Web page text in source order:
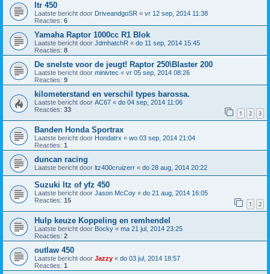
ltr 450
Laatste bericht door DriveandgoSR « vr 12 sep, 2014 11:38
Reacties: 6
Yamaha Raptor 1000cc R1 Blok
Laatste bericht door JdmhatchR « do 11 sep, 2014 15:45
Reacties: 8
De snelste voor de jeugt! Raptor 250\Blaster 200
Laatste bericht door minivtec « vr 05 sep, 2014 08:26
Reacties: 9
kilometerstand en verschil types barossa.
Laatste bericht door AC67 « do 04 sep, 2014 11:06
Reacties: 33 1 2 3
Banden Honda Sportrax
Laatste bericht door Hondatrx « wo 03 sep, 2014 21:04
Reacties: 1
duncan racing
Laatste bericht door ltz400cruizerr « do 28 aug, 2014 20:22
Suzuki ltz of yfz 450
Laatste bericht door Jason McCoy « do 21 aug, 2014 16:05
Reacties: 15 1 2
Hulp keuze Koppeling en remhendel
Laatste bericht door Bocky « ma 21 jul, 2014 23:25
Reacties: 2
outlaw 450
Laatste bericht door Jazzy « do 03 jul, 2014 18:57
Reacties: 1